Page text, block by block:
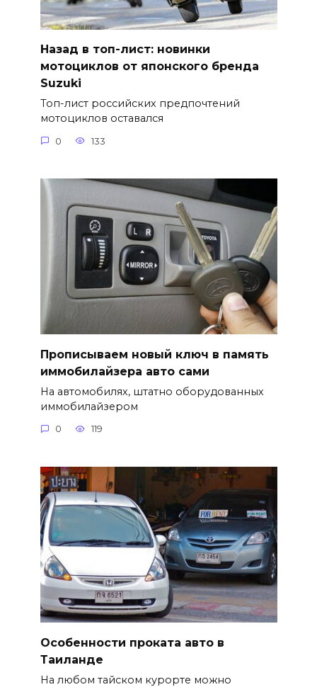
Назад в топ-лист: новинки
мотоциклов от японского бренда
Suzuki
Топ-лист российских предпочтений
мотоциклов оставался
0 133
Прописываем новый ключ в память
иммобилайзера авто сами
На автомобилях, штатно оборудованных
иммобилайзером
0 119
Особенности проката авто в
Таиланде
На любом тайском курорте можно